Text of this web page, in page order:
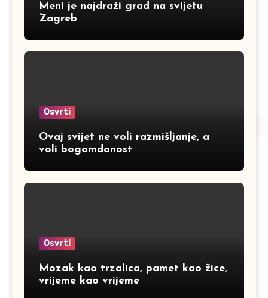
Meni je najdraži grad na svijetu
Zagreb
Osvrti
Ovaj svijet ne voli razmišljanje, a
voli bogomdanost
Osvrti
Mozak kao trzalica, pamet kao žice,
vrijeme kao vrijeme